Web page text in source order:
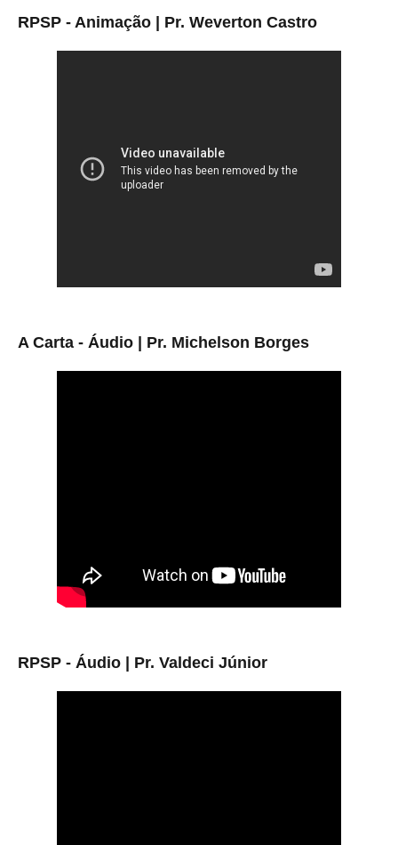
RPSP - Animação | Pr. Weverton Castro
A Carta - Áudio | Pr. Michelson Borges
RPSP - Áudio | Pr. Valdeci Júnior